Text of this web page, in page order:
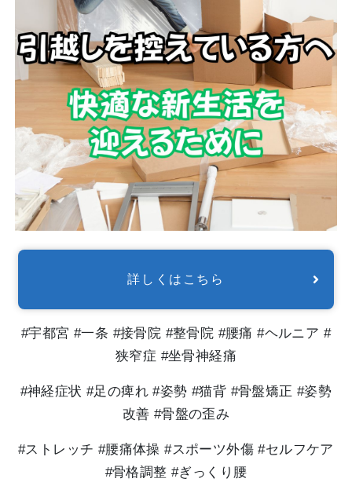
詳しくはこちら
#宇都宮 #一条 #接骨院 #整骨院 #腰痛 #ヘルニア #
狭窄症 #坐骨神経痛
#神経症状 #足の痺れ #姿勢 #猫背 #骨盤矯正 #姿勢
改善 #骨盤の歪み
#ストレッチ #腰痛体操 #スポーツ外傷 #セルフケア
#骨格調整 #ぎっくり腰